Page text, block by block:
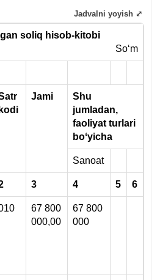
soliq hisob-kitobi
Soʻm
kodi
Jami
Shu
jumladan,
faoliyat turlari
boʻyicha
Sanoat
3 4 5 6
67 800
000,00
67 800
000
Jadvalni yoyish ⤢